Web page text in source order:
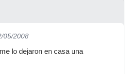
05/2008
lo dejaron en casa una